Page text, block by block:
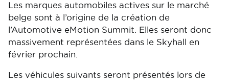
Les marques automobiles actives sur le marché
belge sont à l’origine de la création de
l’Automotive eMotion Summit. Elles seront donc
massivement représentées dans le Skyhall en
février prochain.
Les véhicules suivants seront présentés lors de